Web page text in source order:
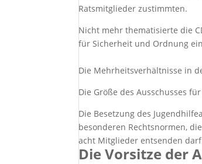
Ratsmitglieder zustimmten.
Nicht mehr thematisierte die
für Sicherheit und Ordnung
Die Mehrheitsverhältnisse in
Die Größe des Ausschusses
Die Besetzung des
besonderen Rechtsnormen,
acht Mitglieder entsenden
Die Vorsitze der